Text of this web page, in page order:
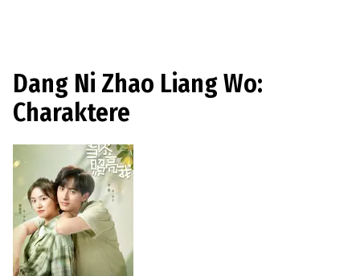
Dang Ni Zhao Liang Wo:
Charaktere